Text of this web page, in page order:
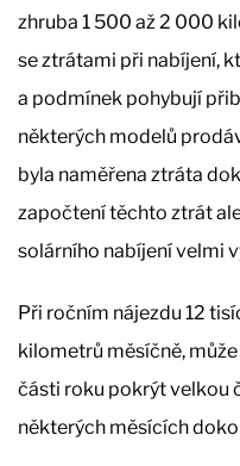
zhruba 1 500 až 2 000
se ztrátami při nabíjení,
a podmínek pohybují
některých modelů
byla naměřena ztráta
započtení těchto ztrát
solárního nabíjení velmi
Při ročním nájezdu 12
kilometrů měsíčně,
části roku pokrýt velkou
některých měsících